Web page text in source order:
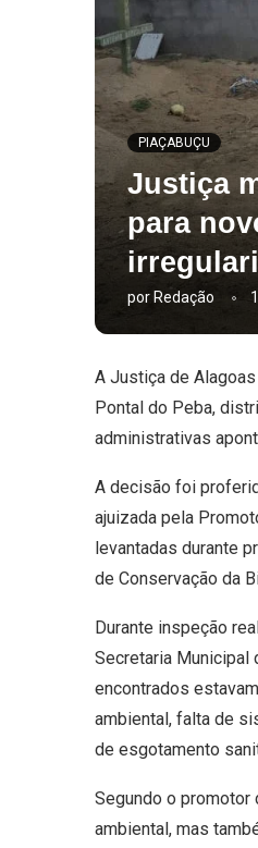
PIAÇABUÇU
Justiça
para
por Redação
A Justiça de
Pontal do Peba,
administrativas
A decisão foi
ajuizada pela
levantadas durante
de Conservação da
Durante inspeção
Secretaria Municipal
encontrados
ambiental, falta de
de esgotamento
Segundo o promotor
ambiental, mas